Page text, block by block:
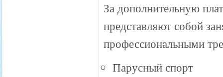
За дополнительную
представляют собой
профессиональными
Парусный спорт